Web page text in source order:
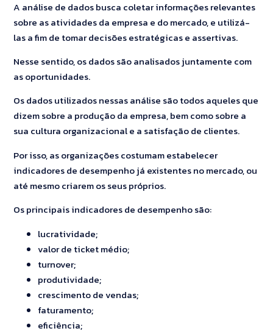
A análise de dados busca coletar informações relevantes
sobre as atividades da empresa e do mercado, e utilizá-
las a fim de tomar decisões estratégicas e assertivas.
Nesse sentido, os dados são analisados juntamente com
as oportunidades.
Os dados utilizados nessas análise são todos aqueles que
dizem sobre a produção da empresa, bem como sobre a
sua cultura organizacional e a satisfação de clientes.
Por isso, as organizações costumam estabelecer
indicadores de desempenho já existentes no mercado, ou
até mesmo criarem os seus próprios.
Os principais indicadores de desempenho são:
lucratividade;
valor de ticket médio;
turnover;
produtividade;
crescimento de vendas;
faturamento;
eficiência;